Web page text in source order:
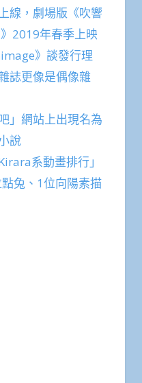
線，劇場版《吹響
2019年春季上映
》談發行理
誌更像是偶像雜
」網站上出現名為
說
系動畫排行」
兔、1位向陽素描